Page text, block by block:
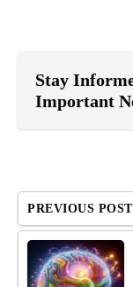
Stay
Important
PREVIOUS POST